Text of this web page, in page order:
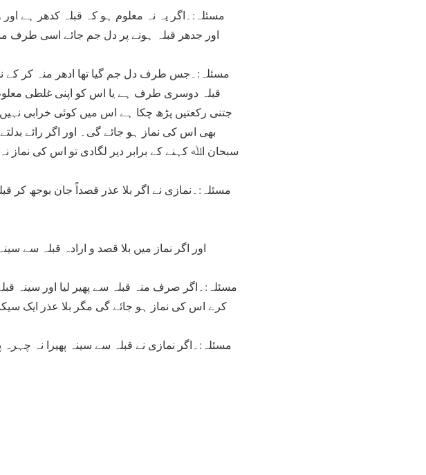
مسئلہ:۔اگر یہ نہ معلوم ہو کہ قبلہ کدھر ہے
اور جدھر قبلہ ہونے پر دل جم جائے اسی طرف
مسئلہ:۔جس طرف دل جم گیا تھا ادھر منہ کر کے
قبلہ دوسری طرف ہے یا اس کو اپنی غلطی
جتنی رکعتیں پڑھ چکا ہے اس میں کوئی خرابی
بھی اس کی نماز ہو جائے گی۔ اور اگر رائے
سبحان اﷲ کہنے کے برابر دیر لگادی تو اس کی نماز
مسئلہ:۔نمازی نے اگر بلا عذر قصداً جان بوجھ کر
اور اگر نماز میں بلا قصد و ارادہ قبلہ سے
مسئلہ:۔اگر صرف منہ قبلہ سے پھیر لیا اور سینہ
کرے اس کی نماز ہو جائے گی مگر بلا عذر ایک
مسئلہ:۔اگر نمازی نے قبلہ سے سینہ پھیرا نہ چہرہ